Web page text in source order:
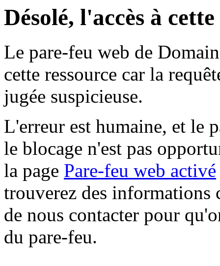
Désolé, l'accès à
Le pare-feu web de
cette ressource car la
jugée suspicieuse.
L'erreur est humaine, et le
le blocage n'est pas
la page Pare-feu web activé
trouverez des informations
de nous contacter pour
du pare-feu.